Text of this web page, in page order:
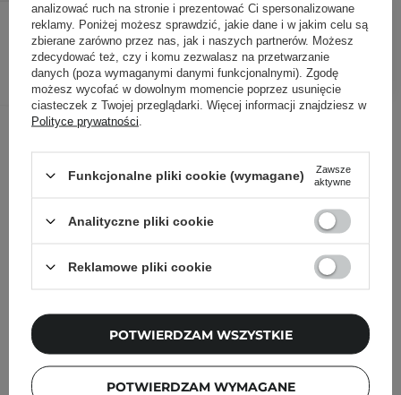
48,08 zł 60,00 zł /szt.
DODAJ DO KOSZYKA
Inni klienci sprawdzali również
analizować ruch na stronie i prezentować Ci spersonalizowane
reklamy. Poniżej możesz sprawdzić, jakie dane i w jakim celu są
zbierane zarówno przez nas, jak i naszych partnerów. Możesz
zdecydować też, czy i komu zezwalasz na przetwarzanie
danych (poza wymaganymi danymi funkcjonalnymi). Zgodę
możesz wycofać w dowolnym momencie poprzez usunięcie
ciasteczek z Twojej przeglądarki. Więcej informacji znajdziesz w
Polityce prywatności
Funkcjonalne pliki cookie (wymagane)
Zawsze
aktywne
Analityczne pliki cookie
Reklamowe pliki cookie
POTWIERDZAM WYMAGANE
POTWIERDZAM WSZYSTKIE